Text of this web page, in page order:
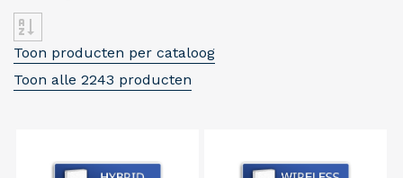
Toon producten per cataloog
Toon alle 2243 producten